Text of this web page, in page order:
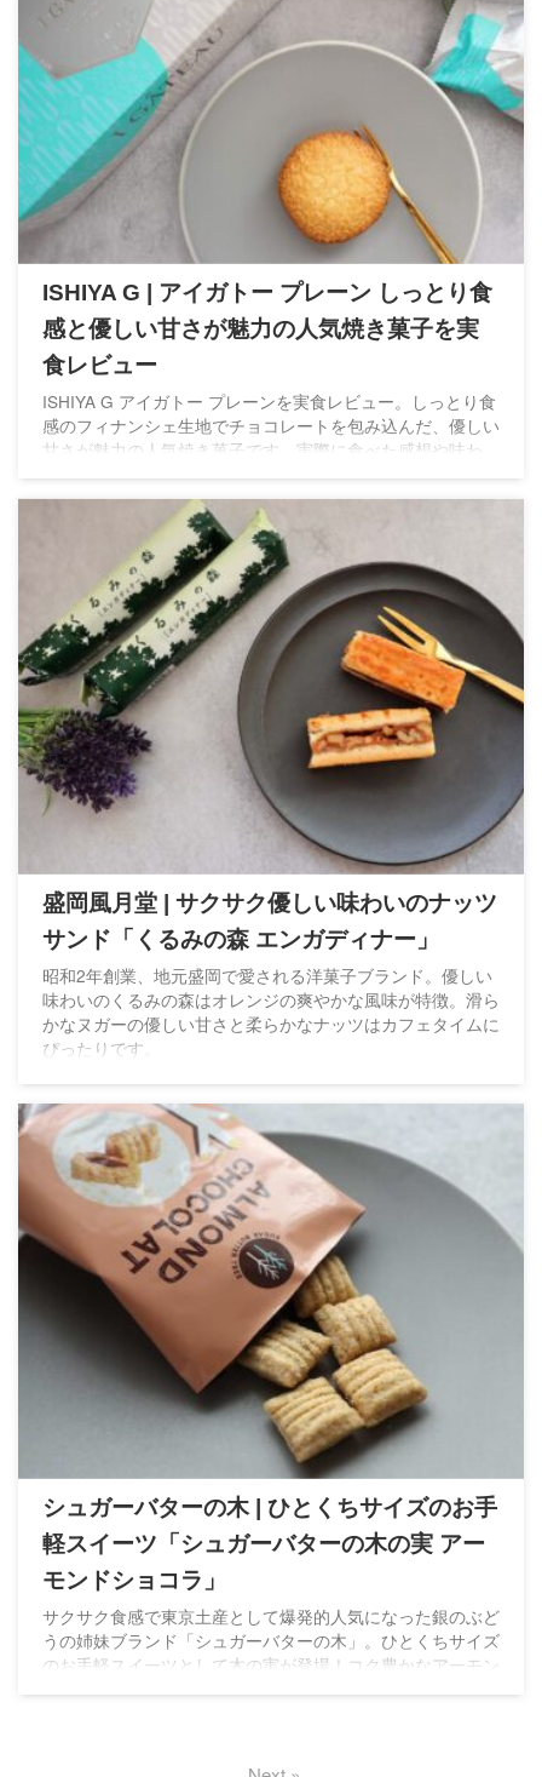
ISHIYA G | アイガトー プレーン しっとり食
感と優しい甘さが魅力の人気焼き菓子を実
食レビュー
ISHIYA G アイガトー プレーンを実食レビュー。しっとり食
感のフィナンシェ生地でチョコレートを包み込んだ、優しい
甘さが魅力の人気焼き菓子です。実際に食べた感想や味わ
盛岡風月堂 | サクサク優しい味わいのナッツ
サンド「くるみの森 エンガディナー」
昭和2年創業、地元盛岡で愛される洋菓子ブランド。優しい
味わいのくるみの森はオレンジの爽やかな風味が特徴。滑ら
かなヌガーの優しい甘さと柔らかなナッツはカフェタイムに
ぴったりです。
シュガーバターの木 | ひとくちサイズのお手
軽スイーツ「シュガーバターの木の実 アー
モンドショコラ」
サクサク食感で東京土産として爆発的人気になった銀のぶど
うの姉妹ブランド「シュガーバターの木」。ひとくちサイズ
のお手軽スイーツとして木の実が登場！コク豊かなアーモン